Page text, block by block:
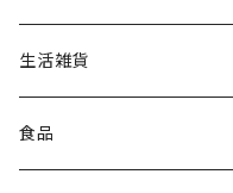
Drinks
Bath&Body
Surfboards
Wetsuits
生活雑貨
食品